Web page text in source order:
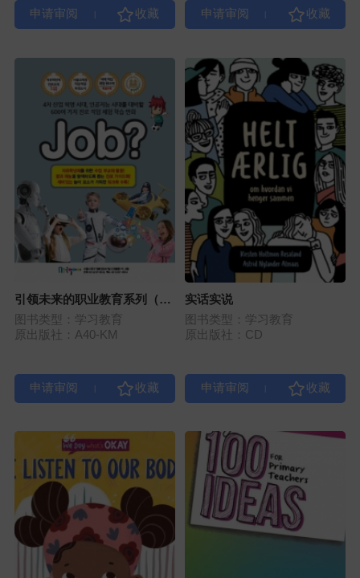
引领未来的职业教育系列（两
辑共60册）
图书类型：学习教育
原出版社：A40-KM
实话实说
图书类型：学习教育
原出版社：CD